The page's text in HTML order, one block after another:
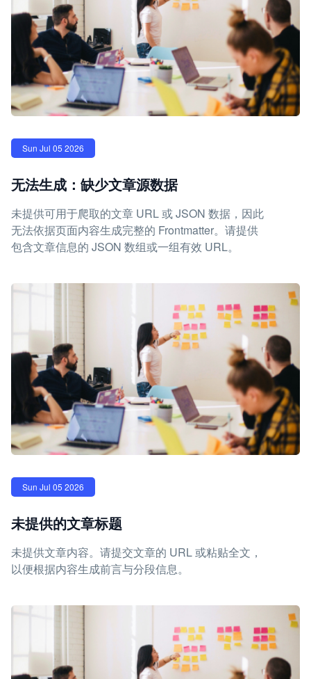
Sun Jul 05 2026
无法生成：缺少文章源数据
未提供可用于爬取的文章 URL 或 JSON 数据，因此
无法依据页面内容生成完整的 Frontmatter。请提供
包含文章信息的 JSON 数组或一组有效 URL。
Sun Jul 05 2026
未提供的文章标题
未提供文章内容。请提交文章的 URL 或粘贴全文，
以便根据内容生成前言与分段信息。